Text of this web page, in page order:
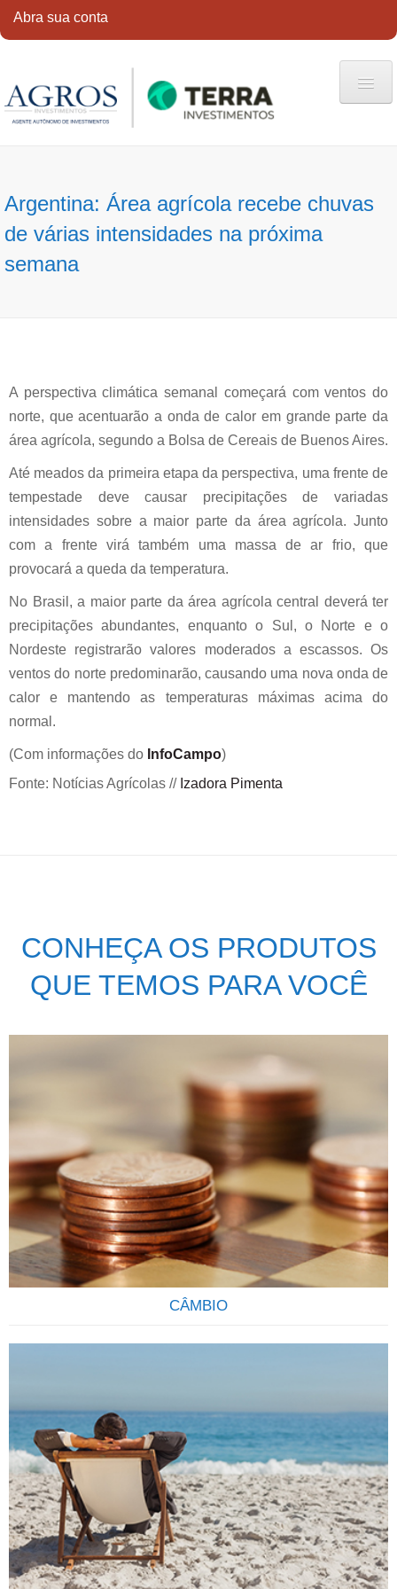
Abra sua conta
SERVIÇOS
Argentina: Área agrícola recebe chuvas
de várias intensidades na próxima
semana
A perspectiva climática semanal começará com ventos do
norte, que acentuarão a onda de calor em grande parte da
área agrícola, segundo a Bolsa de Cereais de Buenos Aires.
Até meados da primeira etapa da perspectiva, uma frente de
tempestade deve causar precipitações de variadas
intensidades sobre a maior parte da área agrícola. Junto
com a frente virá também uma massa de ar frio, que
provocará a queda da temperatura.
No Brasil, a maior parte da área agrícola central deverá ter
precipitações abundantes, enquanto o Sul, o Norte e o
Nordeste registrarão valores moderados a escassos. Os
ventos do norte predominarão, causando uma nova onda de
calor e mantendo as temperaturas máximas acima do
normal.
(Com informações do InfoCampo)
Fonte: Notícias Agrícolas // Izadora Pimenta
CONHEÇA OS PRODUTOS
QUE TEMOS PARA VOCÊ
ENVIE E RECEBA ORDENS E PAGAMENTO
INTERNACIONAIS Envio de ordens e recebimentos diversos
do exterior de forma transparente seja por pessoas físicas
ou pessoas jurídicas é um dos serviços que oferecemos a
nossos clientes. Somos uma empresa especializada em
pagamentos internacionais e no recebimento de ordens do
exterior destinadas a correntistas de todos os bancos
Brasileiros….
CÂMBIO